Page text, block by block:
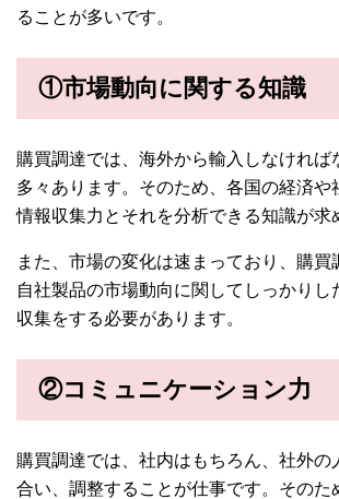
ることが多いです。
①市場動向に関する知識
購買調達では、海外から輸入しなければ
多々あります。そのため、各国の経済や
情報収集力とそれを分析できる知識が求
また、市場の変化は速まっており、購買
自社製品の市場動向に関してしっかりし
収集をする必要があります。
②コミュニケーション力
購買調達では、社内はもちろん、社外の
合い、調整することが仕事です。そのた